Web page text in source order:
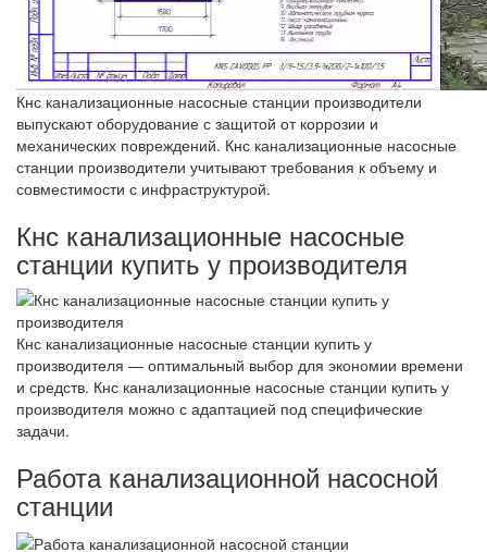
Кнс канализационные насосные станции производители
выпускают оборудование с защитой от коррозии и
механических повреждений. Кнс канализационные насосные
станции производители учитывают требования к объему и
совместимости с инфраструктурой.
Кнс канализационные насосные
станции купить у производителя
Кнс канализационные насосные станции купить у
производителя — оптимальный выбор для экономии времени
и средств. Кнс канализационные насосные станции купить у
производителя можно с адаптацией под специфические
задачи.
Работа канализационной насосной
станции